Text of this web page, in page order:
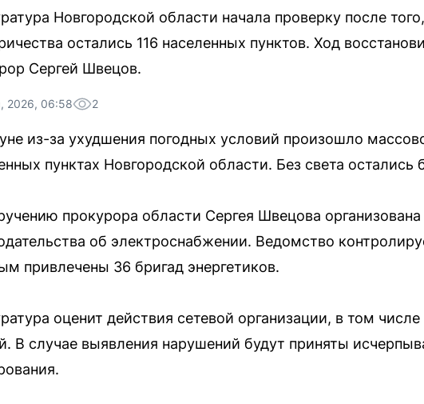
Новгородской области начала проверку после
остались 116 населенных пунктов. Ход
Сергей Швецов.
2026, 06:58 2
из-за ухудшения погодных условий произошло
пунктах Новгородской области. Без света
прокурора области Сергея Швецова
об электроснабжении. Ведомство
привлечены 36 бригад энергетиков.
оценит действия сетевой организации, в том
В случае выявления нарушений будут приняты